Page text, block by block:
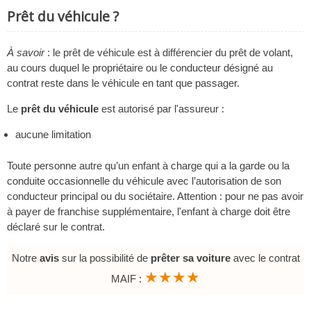
Prêt du véhicule ?
À savoir: le prêt de véhicule est à différencier du prêt de volant,
au cours duquel le propriétaire ou le conducteur désigné au
contrat reste dans le véhicule en tant que passager.
Le prêt du véhicule est autorisé par l'assureur :
aucune limitation
Toute personne autre qu’un enfant à charge qui a la garde ou la
conduite occasionnelle du véhicule avec l’autorisation de son
conducteur principal ou du sociétaire. Attention : pour ne pas avoir
à payer de franchise supplémentaire, l'enfant à charge doit être
déclaré sur le contrat.
Notre avissur la possibilité de prêter sa voitureavec le contrat
MAIF : ★★★★